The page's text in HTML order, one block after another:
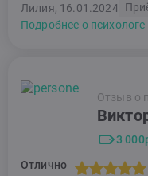
Лилия, 16.01.2024
Подробнее о психологе
Отзыв о
3
Отлично